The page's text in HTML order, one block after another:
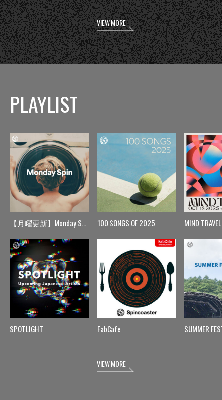
VIEW MORE
PLAYLIST
【月曜更新】Monday Spin
SPOTLIGHT
100 SONGS OF 2025
FabCafe
MIND TRAVEL
SUMMER
VIEW MORE